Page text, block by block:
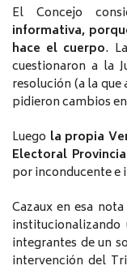
El Concejo
informativa,
hace el cuerpo.
cuestionaron a la
resolución (a la
pidieron cambios
Luego la propia
Electoral
por inconducente e
Cazaux en esa
integrantes de un
intervención del